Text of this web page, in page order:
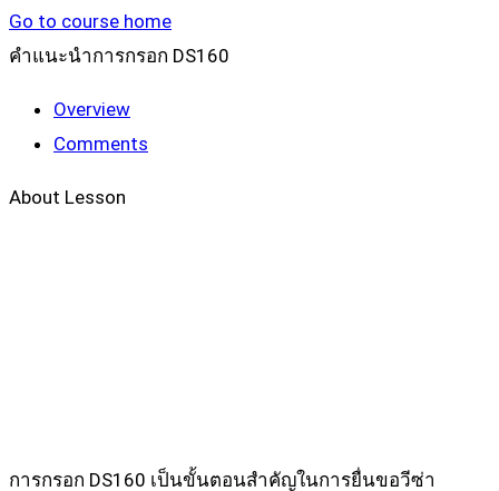
Go to course home
คำแนะนำการกรอก DS160
Overview
Comments
About Lesson
การกรอก DS160 เป็นขั้นตอนสำคัญในการยื่นขอวีซ่า